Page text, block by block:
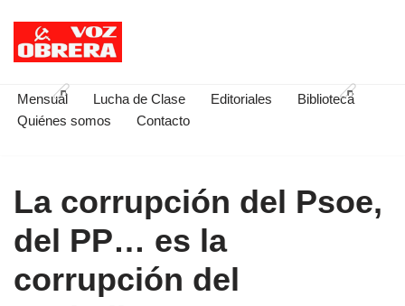
Saltar
contenido
Mensual Lucha de Clase Editoriales
Biblioteca
Quiénes somos
Contacto
La corrupción del Psoe,
del PP… es la
corrupción del